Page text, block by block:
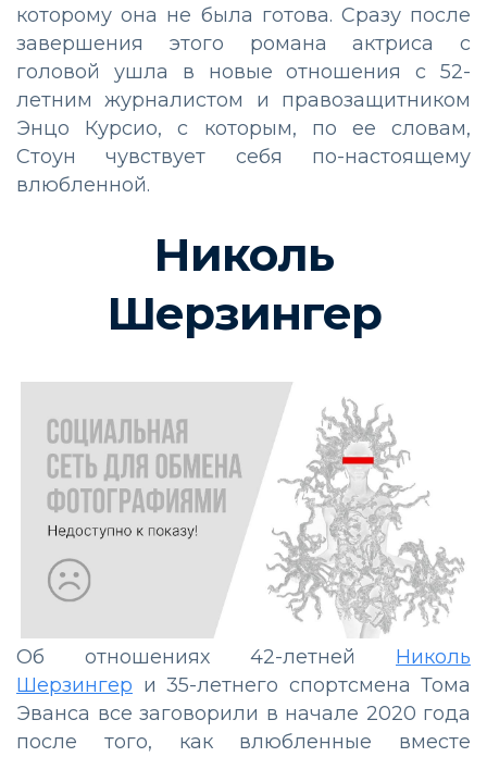
которому она не была готова. Сразу после
завершения этого романа актриса с
головой ушла в новые отношения с 52-
летним журналистом и правозащитником
Энцо Курсио, с которым, по ее словам,
Стоун чувствует себя по-настоящему
влюбленной.
Николь
Шерзингер
Об отношениях 42-летней Николь
Шерзингер и 35-летнего спортсмена Тома
Эванса все заговорили в начале 2020 года
после того, как влюбленные вместе